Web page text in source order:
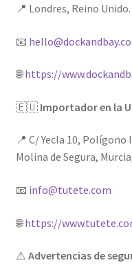
📍 Londres, Reino Unido.
📧
🌐https://
🇪🇺 Importador en la
📍 C/ Yecla 10,
Molina de Segura,
📧 info@tutete.com
🌐https://
⚠️ Advertencias de